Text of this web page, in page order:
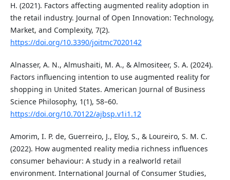
H. (2021). Factors affecting augmented reality adoption in
the retail industry. Journal of Open Innovation: Technology,
Market, and Complexity, 7(2).
https://doi.org/10.3390/joitmc7020142
Alnasser, A. N., Almushaiti, M. A., & Almositeer, S. A. (2024).
Factors influencing intention to use augmented reality for
shopping in United States. American Journal of Business
Science Philosophy, 1(1), 58–60.
https://doi.org/10.70122/ajbsp.v1i1.12
Amorim, I. P. de, Guerreiro, J., Eloy, S., & Loureiro, S. M. C.
(2022). How augmented reality media richness influences
consumer behaviour: A study in a realworld retail
environment. International Journal of Consumer Studies,